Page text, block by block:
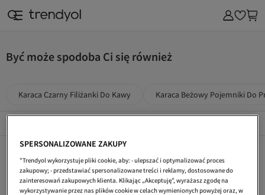
Być może spodoba Ci się również
Karaca Czarny Filiżanki Do Kawy Karaca Beżowy Pojemniki Do
Karaca Zielony Pojemniki Do Przechowywania Karaca Brązowy Garnki
Karaca Szary Pojemniki Do Przechowywania
Karaca Beżowy Przygotowywanie Napojów
Karaca Pojemniki Do Przechowywania
Karaca Brązowy Naczynia I Kuchnia
SPERSONALIZOWANE ZAKUPY
"Trendyol wykorzystuje pliki cookie, aby: - ulepszać i optymalizować proces
zakupowy; - przedstawiać spersonalizowane treści i reklamy, dostosowane do
zainteresowań zakupowych klienta. Klikając „Akceptuję”, wyrażasz zgodę na
wykorzystywanie przez nas plików cookie w celach wymienionych powyżej oraz, w